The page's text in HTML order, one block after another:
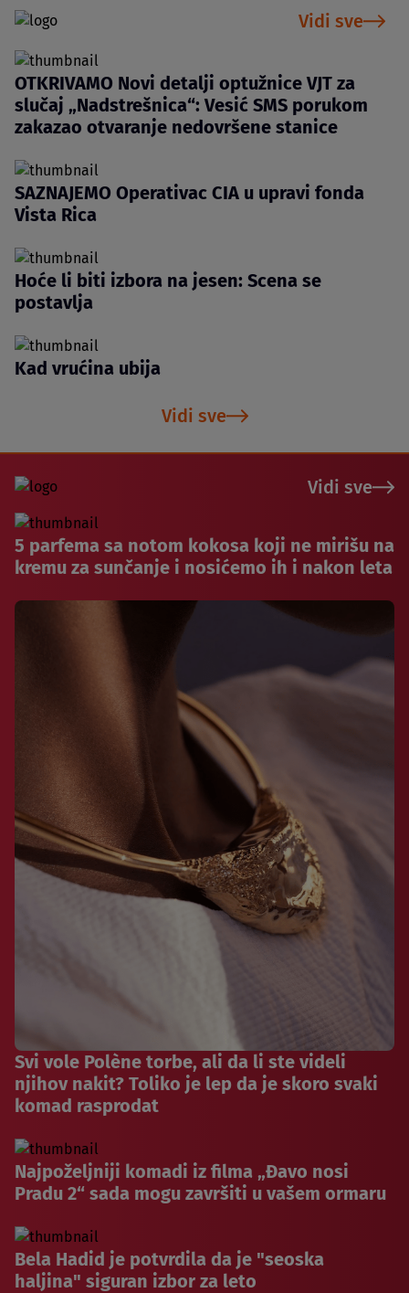
Vidi sve
OTKRIVAMO Novi detalji optužnice VJT za
slučaj „Nadstrešnica“: Vesić SMS porukom
zakazao otvaranje nedovršene stanice
SAZNAJEMO Operativac CIA u upravi fonda
Vista Rica
Hoće li biti izbora na jesen: Scena se
postavlja
Kad vrućina ubija
Vidi sve
Vidi sve
5 parfema sa notom kokosa koji ne mirišu na
kremu za sunčanje i nosićemo ih i nakon leta
Svi vole Polène torbe, ali da li ste videli
njihov nakit? Toliko je lep da je skoro svaki
komad rasprodat
Najpoželjniji komadi iz filma „Đavo nosi
Pradu 2“ sada mogu završiti u vašem ormaru
Bela Hadid je potvrdila da je "seoska
haljina" siguran izbor za leto